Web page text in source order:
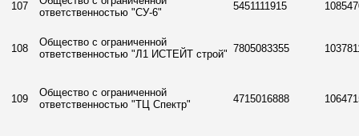
107
ответственностью "СУ-6"
5451111915
108
Общество с ограниченной
ответственностью "Л1 ИСТЕЙТ строй" 7805083355
109
Общество с ограниченной
ответственностью "ТЦ Спектр"
4715016888